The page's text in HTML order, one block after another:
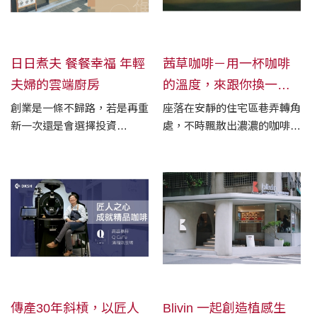
日日煮夫 餐餐幸福 年輕
夫婦的雲端廚房
創業是一條不歸路，若是再重
新一次還是會選擇投資
是店主夫婦對蒸烤箱愛不釋手
的原因。
茜草咖啡－用一杯咖啡
的溫度，來跟你換一個
故事
座落在安靜的住宅區巷弄轉角
處，不時飄散出濃濃的咖啡
享著茜草咖啡的故事。一杯咖
啡，是人與人之間最有溫度的
連結，Mark 總期待著客人來
到店裡，點杯咖啡，和他說說
有趣的人生故事。
傳產30年斜槓，以匠人
Blivin 一起創造植感生